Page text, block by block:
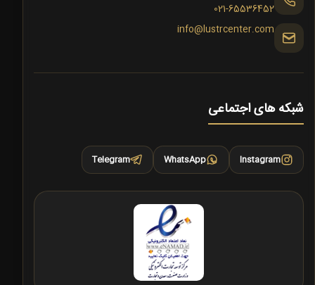
021-65536452
info@lustrcenter.com
شبکه های اجتماعی
Instagram
WhatsApp
Telegram